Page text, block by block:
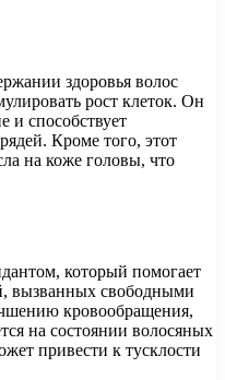
здоровья волос
рост клеток. Он
и способствует
Кроме того, этот
на коже головы, что
который помогает
вызванных свободными
кровообращения,
на состоянии волосяных
привести к тусклости